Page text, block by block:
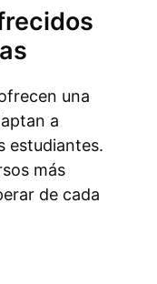
una
a
estudiantes.
más
de cada